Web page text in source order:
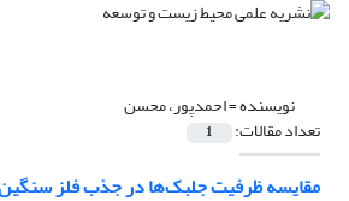
نویسنده =احمدپور، محسن
تعداد مقالات: 1
مقایسه ظرفیت جلبک‌ها در جذب فلز